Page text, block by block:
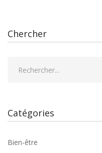
Chercher
Catégories
Bien-être